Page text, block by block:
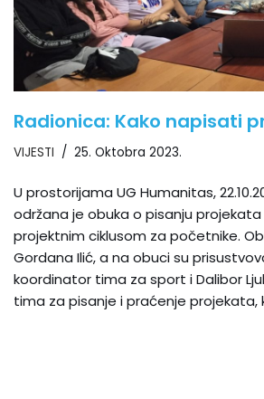
Radionica: Kako napisati
VIJESTI 25. Oktobra 2023.
U prostorijama UG Humanitas,
održana je obuka o pisanju projekata
projektnim ciklusom za početnike.
Gordana Ilić, a na obuci su
koordinator tima za sport i Dalibor
tima za pisanje i praćenje projekata,